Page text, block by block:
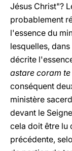
Jésus Christ"?
probablement
l'essence du
lesquelles,
décrite
astare coram
conséquent
ministère
devant le
cela doit être lu
précédente,